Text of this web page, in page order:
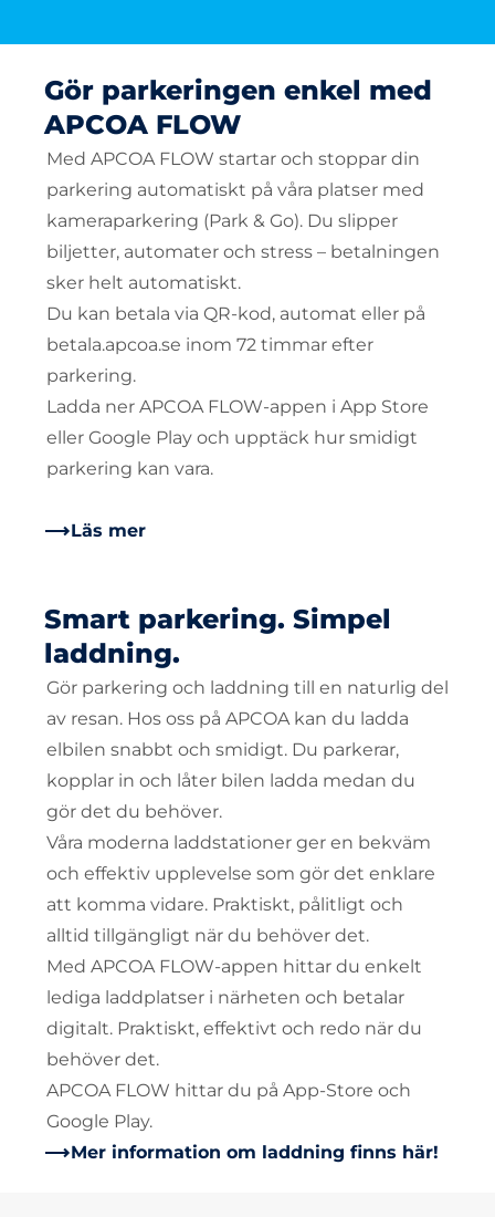
Gör parkeringen enkel med
APCOA FLOW
Med APCOA FLOW startar och stoppar din
parkering automatiskt på våra platser med
kameraparkering (Park & Go). Du slipper
biljetter, automater och stress – betalningen
sker helt automatiskt.
Du kan betala via QR-kod, automat eller på
betala.apcoa.se inom 72 timmar efter
parkering.
Ladda ner APCOA FLOW-appen i App Store
eller Google Play och upptäck hur smidigt
parkering kan vara.
Läs mer
Smart parkering. Simpel
laddning.
Gör parkering och laddning till en naturlig del
av resan. Hos oss på APCOA kan du ladda
elbilen snabbt och smidigt. Du parkerar,
kopplar in och låter bilen ladda medan du
gör det du behöver.
Våra moderna laddstationer ger en bekväm
och effektiv upplevelse som gör det enklare
att komma vidare. Praktiskt, pålitligt och
alltid tillgängligt när du behöver det.
Med APCOA FLOW-appen hittar du enkelt
lediga laddplatser i närheten och betalar
digitalt. Praktiskt, effektivt och redo när du
behöver det.
APCOA FLOW hittar du på App-Store och
Google Play.
Mer information om laddning finns här!